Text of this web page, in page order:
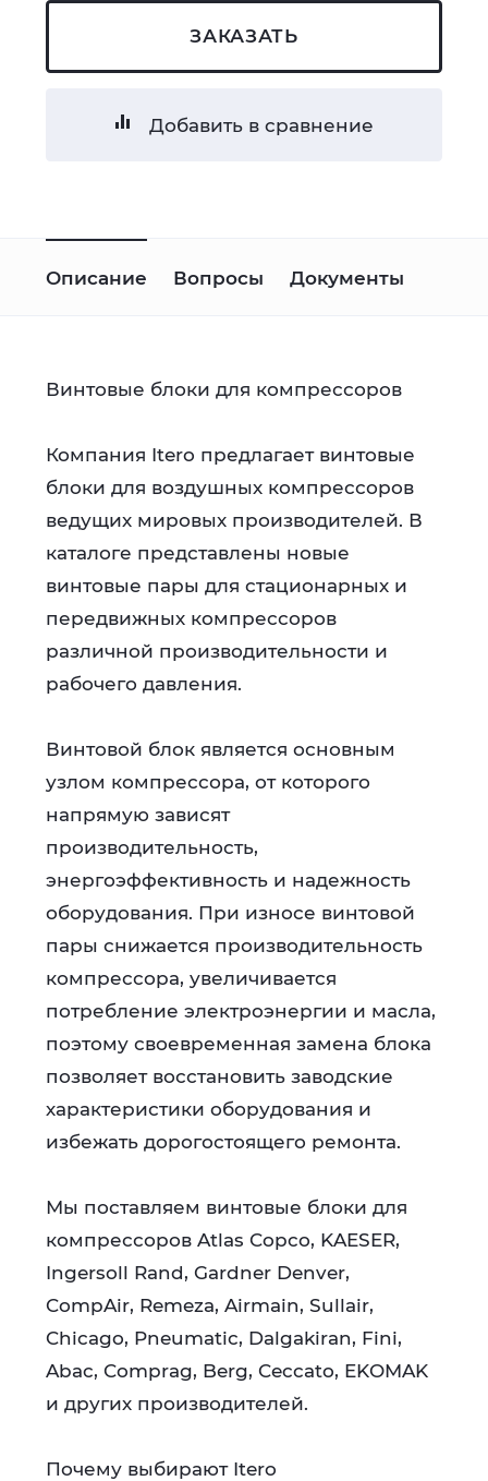
ЗАКАЗАТЬ
Добавить в сравнение
Описание Вопросы Документы
Винтовые блоки для компрессоров
Компания Itero предлагает винтовые
блоки для воздушных компрессоров
ведущих мировых производителей. В
каталоге представлены новые
винтовые пары для стационарных и
передвижных компрессоров
различной производительности и
рабочего давления.
Винтовой блок является основным
узлом компрессора, от которого
напрямую зависят
производительность,
энергоэффективность и надежность
оборудования. При износе винтовой
пары снижается производительность
компрессора, увеличивается
потребление электроэнергии и масла,
поэтому своевременная замена блока
позволяет восстановить заводские
характеристики оборудования и
избежать дорогостоящего ремонта.
Мы поставляем винтовые блоки для
компрессоров Atlas Copco, KAESER,
Ingersoll Rand, Gardner Denver,
CompAir, Remeza, Airmain, Sullair,
Chicago, Pneumatic, Dalgakiran, Fini,
Abac, Comprag, Berg, Ceccato, EKOMAK
и других производителей.
Почему выбирают Itero